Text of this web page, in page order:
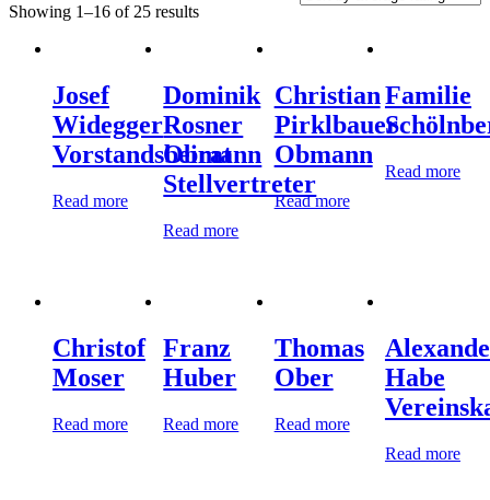
Showing 1–16 of 25 results
Josef
Widegger
Vorstandsbeirat
Read more
Dominik
Rosner
Obmann
Stellvertreter
Read more
Christian
Pirklbauer
Obmann
Read more
Familie
Read more
Christof
Moser
Read more
Franz
Huber
Read more
Thomas
Ober
Read more
Habe
Read more